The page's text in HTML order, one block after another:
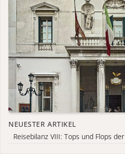
NEUESTER ARTIKEL
Reisebilanz VIII: Tops und Flops der